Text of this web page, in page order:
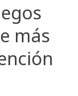
más